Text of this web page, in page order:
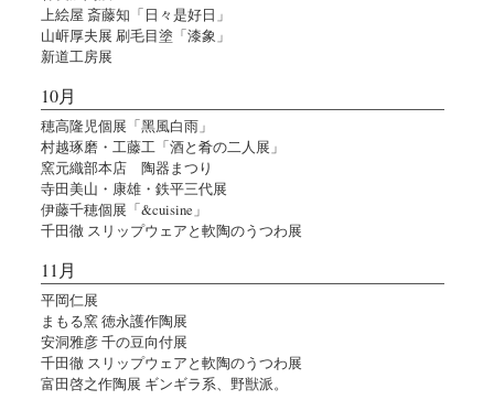
上絵屋 斎藤知「日々是好日」
山㟁厚夫展 刷毛目塗「漆象」
新道工房展
10月
穂高隆児個展「黑風白雨」
村越琢磨・工藤工「酒と肴の二人展」
窯元織部本店 陶器まつり
寺田美山・康雄・鉄平三代展
伊藤千穂個展「&cuisine」
千田徹 スリップウェアと軟陶のうつわ展
11月
平岡仁展
まもる窯 徳永護作陶展
安洞雅彦 千の豆向付展
千田徹 スリップウェアと軟陶のうつわ展
富田啓之作陶展 ギンギラ系、野獣派。